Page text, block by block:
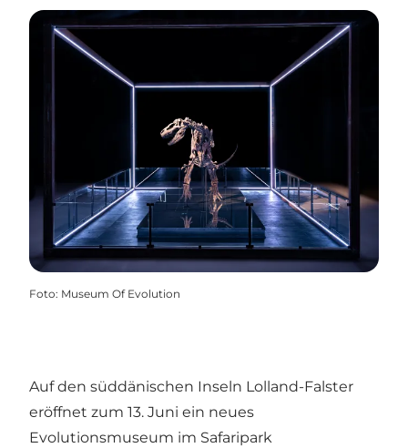
Foto: Museum Of Evolution
Auf den süddänischen Inseln Lolland-Falster
eröffnet zum 13. Juni ein neues
Evolutionsmuseum im Safaripark